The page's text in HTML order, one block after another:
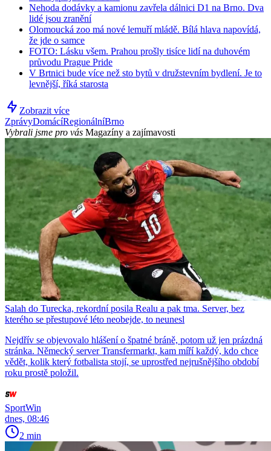
Nehoda dodávky a kamionu zavřela dálnici D1 na Brno. Dva
lidé jsou zranění
Olomoucká zoo má nové lemuří mládě. Bílá hlava napovídá,
že jde o samce
FOTO: Lásku všem. Prahou prošly tisíce lidí na duhovém
průvodu Prague Pride
V Brtnici bude více než sto bytů v družstevním bydlení. Je to
levnější, říká starosta
Zobrazit více
ZprávyDomácíRegionálníBrno
Vybrali jsme pro vás Magazíny a zajímavosti
Salah do Turecka, rekordní posila Realu a pak tma. Server, bez
kterého se přestupové léto neobejde, to neunesl
Nejdřív se objevovalo hlášení o špatné bráně, potom už jen prázdná
stránka. Německý server Transfermarkt, kam míří každý, kdo chce
vědět, kolik který fotbalista stojí, se uprostřed nejrušnějšího období
roku prostě položil.
SportWin
dnes, 08:46
2 min